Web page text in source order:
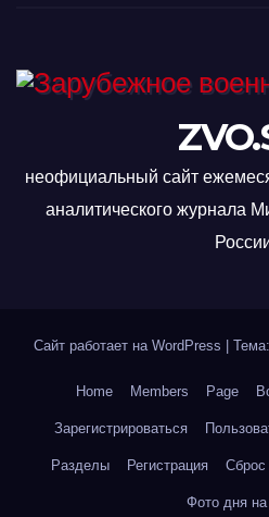
неофициальный сайт
аналитического журнала
Сайт работает на WordPress
Home Members Page
Зарегистрироваться
Разделы Регистрация Сброс
Фото дня